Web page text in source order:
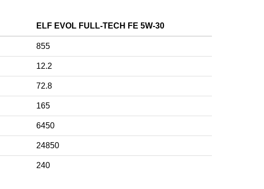
ELF EVOL FULL-TECH FE 5W-30
855
12.2
72.8
165
6450
24850
240